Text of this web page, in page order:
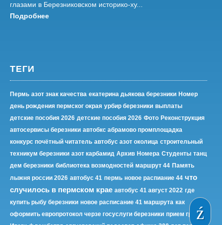
глазами в Березниковском историко-ху...
Подробнее
ТЕГИ
Пермь азот знак качества екатерина дьякова березники Номер
день рождения пермског окрая урбир березники выплаты
детские пособия 2026 детские пособия 2026 Фото Реконструкция
автосервисы березники автобкс абрамово промплощадка
конкурс почётный читатель автобус азот околица строительный
техникум березники азот карбамид Архив Номера Студенты танц
дем березники библиотека возмодностей маршрут 44 Память
лыжня россии 2026 автобус 41 пермь новое распиание 44 что
случилось в пермском крае автобус 41 август 2022 где
купить рыбу березники новое расписание 41 маршрута как
оформить европротокол черзе госуслуги березники прием гражда